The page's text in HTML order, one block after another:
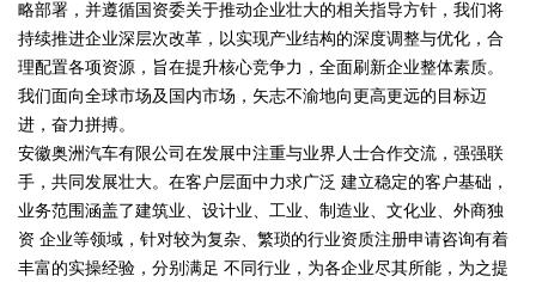
略部署，并遵循国资委关于推动企业壮大的相关指导方针，我们将
持续推进企业深层次改革，以实现产业结构的深度调整与优化，合
理配置各项资源，旨在提升核心竞争力，全面刷新企业整体素质。
我们面向全球市场及国内市场，矢志不渝地向更高更远的目标迈
进，奋力拼搏。
安徽奥洲汽车有限公司在发展中注重与业界人士合作交流，强强联
手，共同发展壮大。在客户层面中力求广泛 建立稳定的客户基础，
业务范围涵盖了建筑业、设计业、工业、制造业、文化业、外商独
资 企业等领域，针对较为复杂、繁琐的行业资质注册申请咨询有着
丰富的实操经验，分别满足 不同行业，为各企业尽其所能，为之提